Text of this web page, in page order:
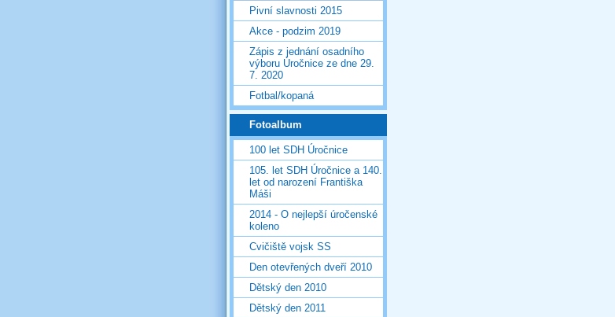
Pivní slavnosti 2015
Akce - podzim 2019
Zápis z jednání osadního
výboru Úročnice ze dne 29.
7. 2020
Fotbal/kopaná
Fotoalbum
100 let SDH Úročnice
105. let SDH Úročnice a 140.
let od narození Františka
Máši
2014 - O nejlepší úročenské
koleno
Cvičiště vojsk SS
Den otevřených dveří 2010
Dětský den 2010
Dětský den 2011